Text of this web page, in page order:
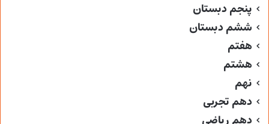
پنجم دبستان
ششم دبستان
هفتم
هشتم
نهم
دهم تجربی